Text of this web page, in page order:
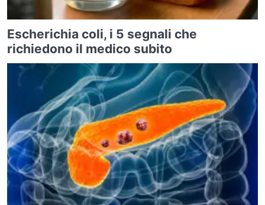
Escherichia coli, i 5 segnali che
richiedono il medico subito